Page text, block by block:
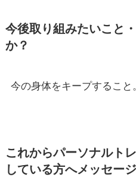
今後取り組みたいこと
か？
今の身体をキープすること
これからパーソナルト
している方へメッセー